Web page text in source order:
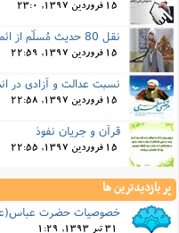
15 فروردین 1397, 23:0
نقل 80 حدیث مُسلّم از ائمه اطهار(ع)
15 فروردین 1397, 22:59
نسبت عدالت و آزادی در
15 فروردین 1397, 22:58
قرآن و جریان نفوذ
15 فروردین 1397, 22:55
پر بازدیدترین ها
خصوصيات حضرت
31 تیر 1393, 1:29